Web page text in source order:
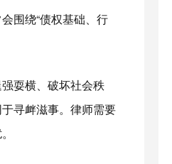
围绕“债权基础、行
耍横、破坏社会秩
寻衅滋事。律师需要